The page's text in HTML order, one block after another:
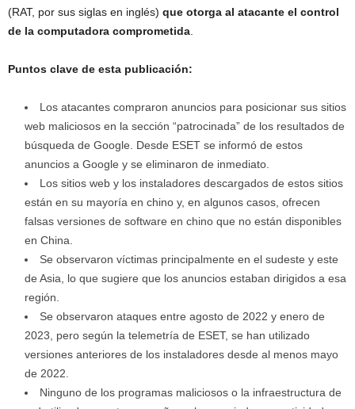
(RAT, por sus siglas en inglés) que otorga al atacante el control
de la computadora comprometida.
Puntos clave de esta publicación:
Los atacantes compraron anuncios para posicionar sus sitios
web maliciosos en la sección “patrocinada” de los resultados de
búsqueda de Google. Desde ESET se informó de estos
anuncios a Google y se eliminaron de inmediato.
Los sitios web y los instaladores descargados de estos sitios
están en su mayoría en chino y, en algunos casos, ofrecen
falsas versiones de software en chino que no están disponibles
en China.
Se observaron víctimas principalmente en el sudeste y este
de Asia, lo que sugiere que los anuncios estaban dirigidos a esa
región.
Se observaron ataques entre agosto de 2022 y enero de
2023, pero según la telemetría de ESET, se han utilizado
versiones anteriores de los instaladores desde al menos mayo
de 2022.
Ninguno de los programas maliciosos o la infraestructura de